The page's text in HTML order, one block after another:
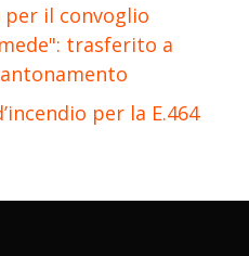
per il convoglio
trasferito a
per la E.464